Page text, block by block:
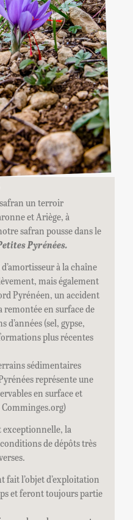
un terroir
et Ariège, à
safran pousse dans le
Pyrénées.
à la chaîne
mais également
Pyrénéen, un accident
remontée en surface de
(sel, gypse,
plus récentes
sédimentaires
représente une
en surface et
Comminges.org)
exceptionnelle, la
de dépôts très
fait l’objet d’exploitation
et feront toujours partie